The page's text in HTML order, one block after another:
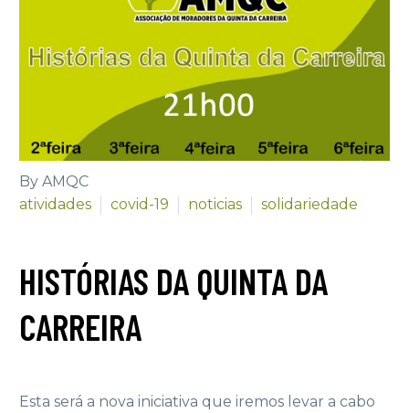
By AMQC
atividades
covid-19 noticias solidariedade
HISTÓRIAS DA QUINTA DA
CARREIRA
Esta será a nova iniciativa que iremos levar a cabo